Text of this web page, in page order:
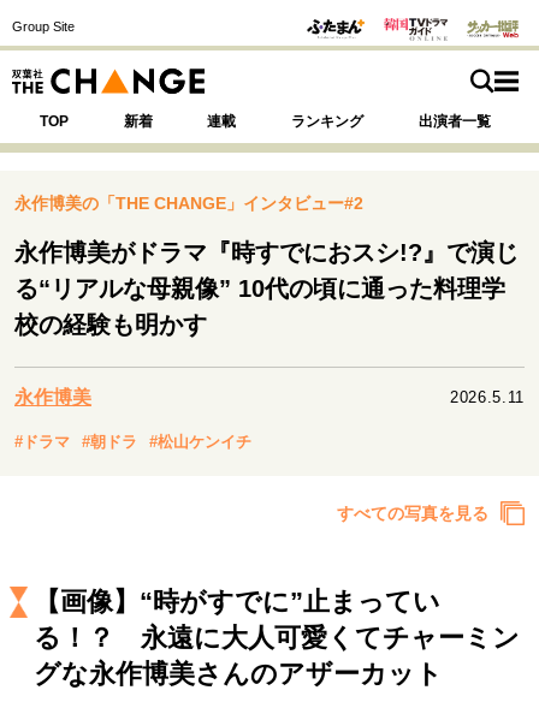
Group Site
TOP 新着 連載 ランキング 出演者一覧
SPECIAL 注目の記事テーマで探す
運命を変えた出会い
挫折からの再起
表現者の葛藤
人生が動いた日
セカンドキャリアの描き方
独立という決断
大人の学び直し
ファーストキャリアを拓く
夢を掴む選択
永作博美の「THE CHANGE」インタビュー#2
永作博美がドラマ『時すでにおスシ!?』で演じ
る“リアルな母親像” 10代の頃に通った料理学
校の経験も明かす
永作博美 2026.5.11
#ドラマ #朝ドラ #松山ケンイチ
すべての写真を見る
【画像】“時がすでに”止まってい
る！？ 永遠に大人可愛くてチャーミン
グな永作博美さんのアザーカット